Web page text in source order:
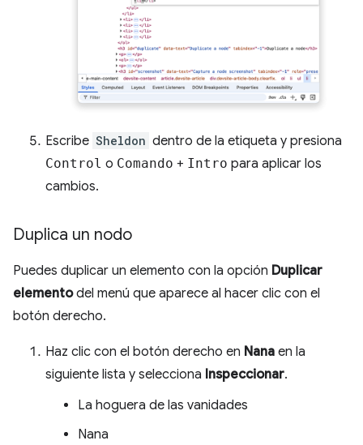
Escribe Sheldon dentro de la etiqueta y presiona
Control o Comando + Intro para aplicar los
cambios.
Duplica un nodo
Puedes duplicar un elemento con la opción Duplicar
elementodel menú que aparece al hacer clic con el
botón derecho.
Haz clic con el botón derecho en Nana en la
siguiente lista y selecciona Inspeccionar.
La hoguera de las vanidades
Nana